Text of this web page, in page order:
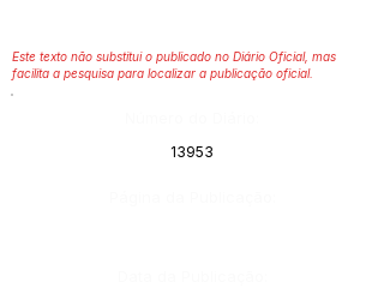
Este texto não substitui o publicado no Diário Oficial, mas
facilita a pesquisa para localizar a publicação oficial.
13953